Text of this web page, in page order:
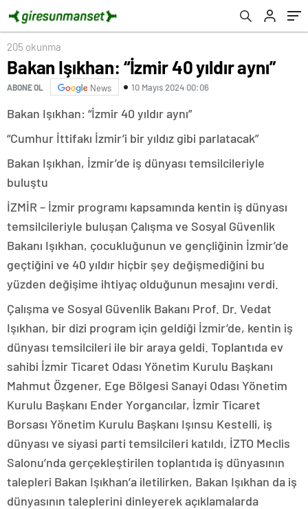
205 okunma
Bakan Işıkhan: “İzmir 40 yıldır aynı”
ABONE OL News 10 Mayıs 2024 00:06
Bakan Işıkhan: “İzmir 40 yıldır aynı”
“Cumhur İttifakı İzmir’i bir yıldız gibi parlatacak”
Bakan Işıkhan, İzmir’de iş dünyası temsilcileriyle
buluştu
İZMİR – İzmir programı kapsamında kentin iş dünyası
temsilcileriyle buluşan Çalışma ve Sosyal Güvenlik
Bakanı Işıkhan, çocukluğunun ve gençliğinin İzmir’de
geçtiğini ve 40 yıldır hiçbir şey değişmediğini bu
yüzden değişime ihtiyaç olduğunun mesajını verdi.
Çalışma ve Sosyal Güvenlik Bakanı Prof. Dr. Vedat
Işıkhan, bir dizi program için geldiği İzmir’de, kentin iş
dünyası temsilcileri ile bir araya geldi. Toplantıda ev
sahibi İzmir Ticaret Odası Yönetim Kurulu Başkanı
Mahmut Özgener, Ege Bölgesi Sanayi Odası Yönetim
Kurulu Başkanı Ender Yorgancılar, İzmir Ticaret
Borsası Yönetim Kurulu Başkanı Işınsu Kestelli, iş
dünyası ve siyasi parti temsilcileri katıldı. İZTO Meclis
Salonu’nda gerçekleştirilen toplantıda iş dünyasının
talepleri Bakan Işıkhan’a iletilirken, Bakan Işıkhan da iş
dünyasının taleplerini dinleyerek açıklamalarda